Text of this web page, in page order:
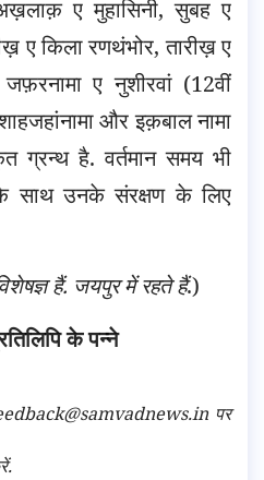
ए मुहासिनी, सुबह ए
ए किला रणथंभोर, तारीख़ ए
ए नुशीरवां (12वीं
और इक़बाल नामा
ग्रन्थ है. वर्तमान समय भी
साथ उनके संरक्षण के लिए
हैं. जयपुर में रहते हैं.)
के पन्ने
पर